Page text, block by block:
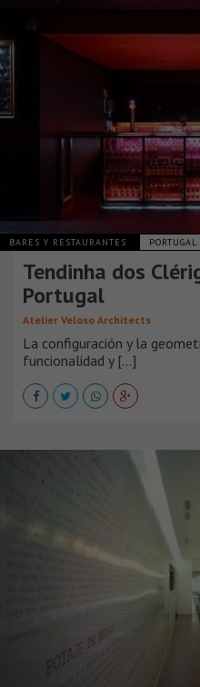
BARES Y RESTAURANTES PORTUGAL
Tendinha dos
Portugal
Atelier Veloso Architects
La configuración y la
funcionalidad y [...]